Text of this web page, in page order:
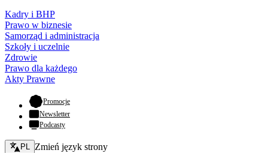
Kadry i BHP
Prawo w biznesie
Samorząd i administracja
Szkoły i uczelnie
Zdrowie
Prawo dla każdego
Akty Prawne
Promocje- otwiera się w nowej karcie
Newsletter
Podcasty
Zmień język - bieżący:
PL Zmień język strony